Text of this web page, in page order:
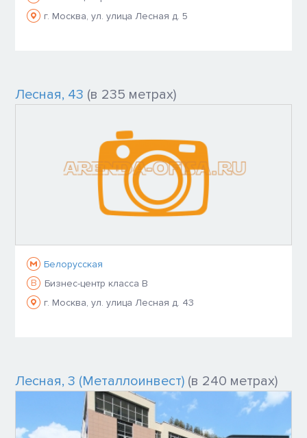
г. Москва, ул. улица Лесная д. 5
Лесная, 43 (в 235 метрах)
Белорусская
B
Бизнес-центр класса B
г. Москва, ул. улица Лесная д. 43
Лесная, 3 (Металлоинвест) (в 240 метрах)